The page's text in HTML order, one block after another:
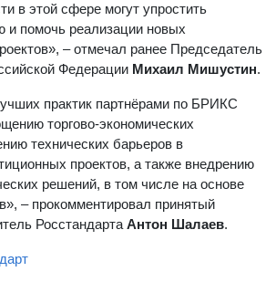
в этой сфере могут упростить
и помочь реализации новых
– отмечал ранее Председатель
Федерации Михаил Мишустин.
практик партнёрами по БРИКС
торгово-экономических
технических барьеров в
проектов, а также внедрению
решений, в том числе на основе
– прокомментировал принятый
Росстандарта Антон Шалаев.